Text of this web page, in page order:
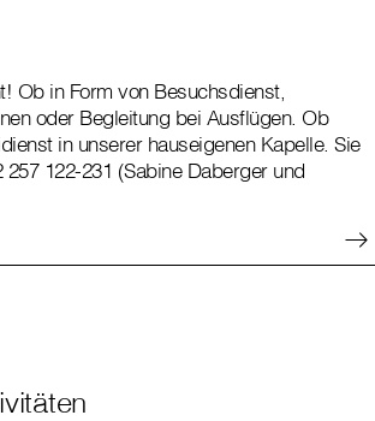
Ob in Form von Besuchsdienst,
oder Begleitung bei Ausflügen. Ob
in unserer hauseigenen Kapelle. Sie
122-231 (Sabine Daberger und